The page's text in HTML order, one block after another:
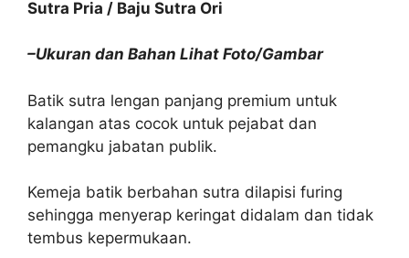
Sutra Pria / Baju Sutra Ori
–Ukuran dan Bahan Lihat Foto/Gambar
Batik sutra lengan panjang premium untuk
kalangan atas cocok untuk pejabat dan
pemangku jabatan publik.
Kemeja batik berbahan sutra dilapisi furing
sehingga menyerap keringat didalam dan tidak
tembus kepermukaan.